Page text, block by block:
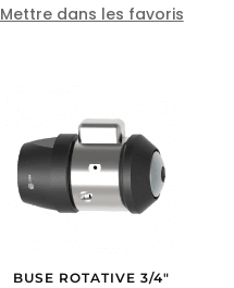
Mettre dans les favoris
BUSE ROTATIVE 3/4″